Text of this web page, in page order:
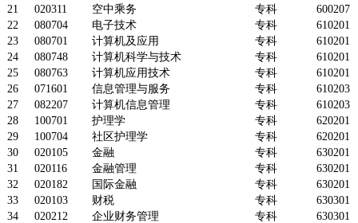
21
020311 空中乘务 专科
600207
22
080704 电子技术 专科
610201
23
080701 计算机及应用 专科
610201
24
080748 计算机科学与技术 专科
610201
25
080763 计算机应用技术 专科
610201
26
071601 信息管理与服务 专科
610203
27
082207 计算机信息管理 专科
610203
28
100701 护理学 专科
620201
29
100704 社区护理学 专科
620201
30
020105 金融 专科
630201
31
020116 金融管理 专科
630201
32
020182 国际金融 专科
630201
33
020103 财税 专科
630301
34
020212 企业财务管理 专科
630301